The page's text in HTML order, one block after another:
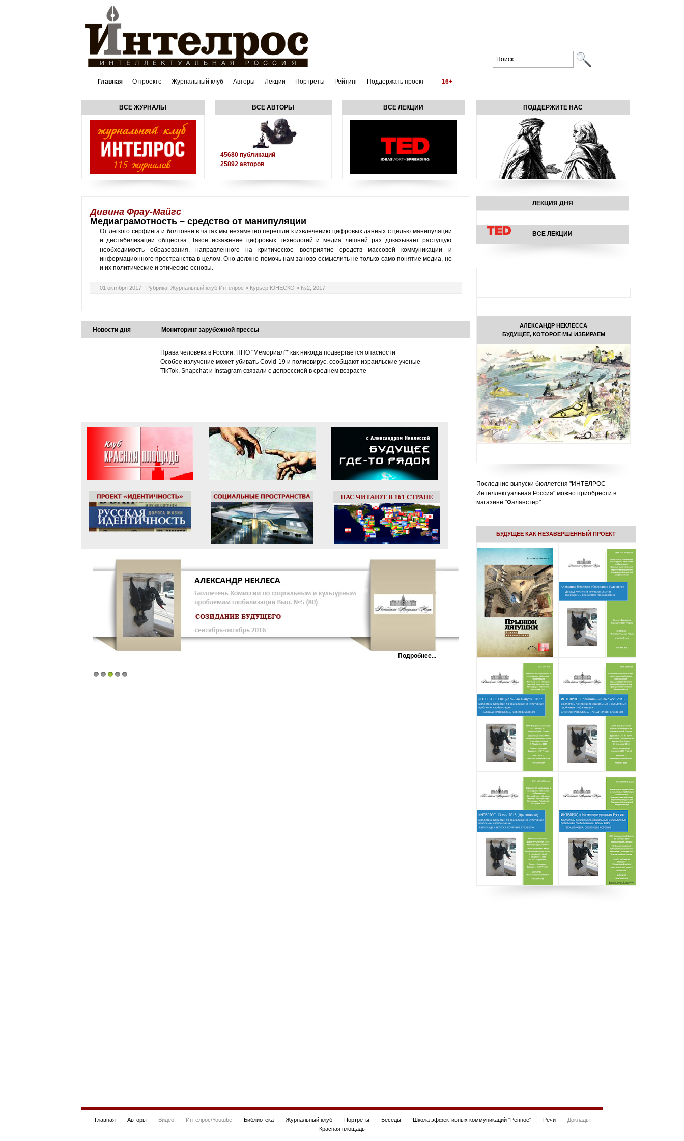
Главная О проекте Журнальный клуб Авторы Лекции Портреты Рейтинг Поддержать проект 16+
ВСЕ ЖУРНАЛЫ ВСЕ АВТОРЫ
45680публикаций
25892авторов
ВСЕ ЛЕКЦИИ
Дивина Фрау-Майгс
Медиаграмотность – средство от манипуляции
От легкого сёрфинга и болтовни в чатах мы незаметно перешли к извлечению цифровых данных с целью манипуляции
и дестабилизации общества. Такое искажение цифровых технологий и медиа лишний раз доказывает растущую
необходимость образования, направленного на критическое восприятие средств массовой коммуникации и
информационного пространства в целом. Оно должно помочь нам заново осмыслить не только само понятие медиа, но
и их политические и этические основы.
01 октября 2017 | Рубрика: Журнальный клуб Интелрос » Курьер ЮНЕСКО » №2, 2017
Новости дня Мониторинг зарубежной прессы
Права человека в России: НПО "Мемориал"* как никогда подвергается опасности
Особое излучение может убивать Covid-19 и полиовирус, сообщают израильские ученые
TikTok, Snapchat и Instagram связали с депрессией в среднем возрасте
НАС ЧИТАЮТ В 161 СТРАНЕ
Подробнее...
ПОДДЕРЖИТЕ НАС
ЛЕКЦИЯ ДНЯ
ВСЕ ЛЕКЦИИ
АЛЕКСАНДР НЕКЛЕССА
БУДУЩЕЕ, КОТОРОЕ МЫ ИЗБИРАЕМ
Последние выпуски бюллетеня "ИНТЕЛРОС -
Интеллектуальная Россия" можно приобрести в
магазине "Фаланстер".
БУДУЩЕЕ КАК НЕЗАВЕРШЕННЫЙ ПРОЕКТ
Главная Авторы Видео Интелрос/Youtube Библиотека Журнальный клуб Портреты Беседы Школа эффективных коммуникаций "Репное" Речи
Доклады
Красная площадь